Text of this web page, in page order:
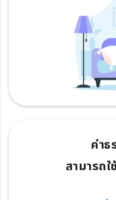
ค่าธ
สามารถ